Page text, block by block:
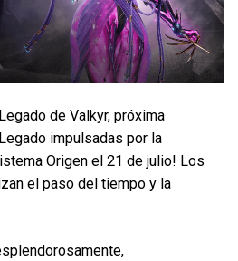
de Valkyr, próxima
impulsadas por la
Origen el 21 de julio! Los
el paso del tiempo y la